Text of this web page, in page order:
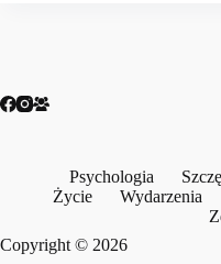
Psychologia
Życie
Wydarzenia
Copyright © 2026